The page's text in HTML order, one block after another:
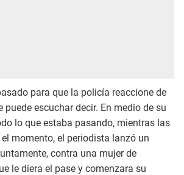
para que la policía reaccione de
puede escuchar decir. En medio de su
lo que estaba pasando, mientras las
momento, el periodista lanzó un
contra una mujer de
le diera el pase y comenzara su